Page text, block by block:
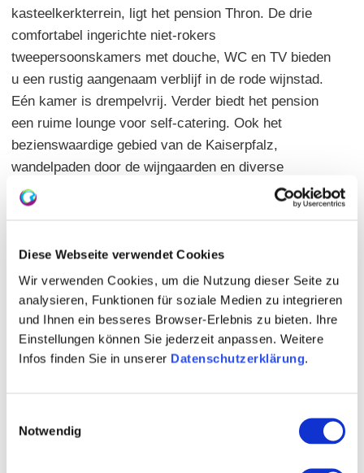
Diese Webseite verwendet Cookies
Wir verwenden Cookies, um die Nutzung dieser Seite zu
analysieren, Funktionen für soziale Medien zu integrieren
und Ihnen ein besseres Browser-Erlebnis zu bieten. Ihre
Einstellungen können Sie jederzeit anpassen. Weitere
Infos finden Sie in unserer Datenschutzerklärung.
Notwendig
kasteelkerkterrein, ligt het pension Thron. De drie
comfortabel ingerichte niet-rokers
tweepersoonskamers met douche, WC en TV bieden
u een rustig aangenaam verblijf in de rode wijnstad.
Eén kamer is drempelvrij. Verder biedt het pension
een ruime lounge voor self-catering. Ook het
bezienswaardige gebied van de Kaiserpfalz,
wandelpaden door de wijngaarden en diverse
fietspaden liggen direct voor de deur.